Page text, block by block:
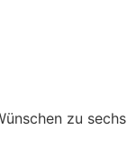
zu sechs